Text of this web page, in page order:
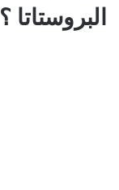
البروستاتا ؟